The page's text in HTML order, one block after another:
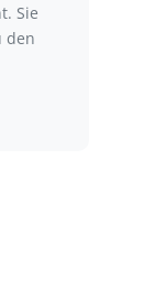
Sie
den